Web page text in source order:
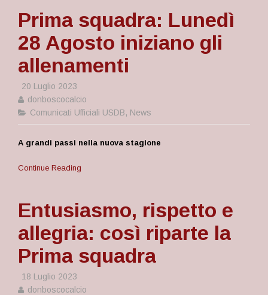
Prima squadra: Lunedì
28 Agosto iniziano gli
allenamenti
20 Luglio 2023
donboscocalcio
Comunicati Ufficiali USDB, News
A grandi passi nella nuova stagione
Continue Reading
Entusiasmo, rispetto e
allegria: così riparte la
Prima squadra
18 Luglio 2023
donboscocalcio